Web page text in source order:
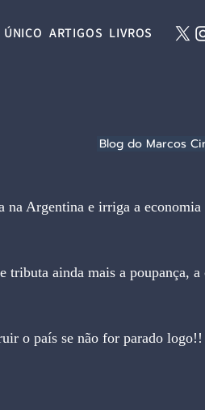
ARTIGOS LIVROS
Argentina e irriga a economia
ainda mais a poupança, a
o país se não for parado logo!!
Blog do Marcos